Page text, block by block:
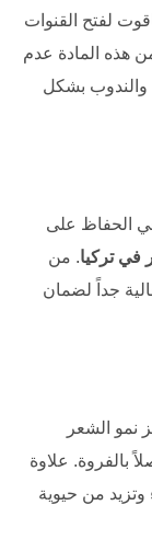
لفتح القنوات
هذه المادة عدم
والندوب بشكل
الحفاظ على
في تركيا. من
جداً لضمان
نمو الشعر
بالفروة. علاوة
من حيوية